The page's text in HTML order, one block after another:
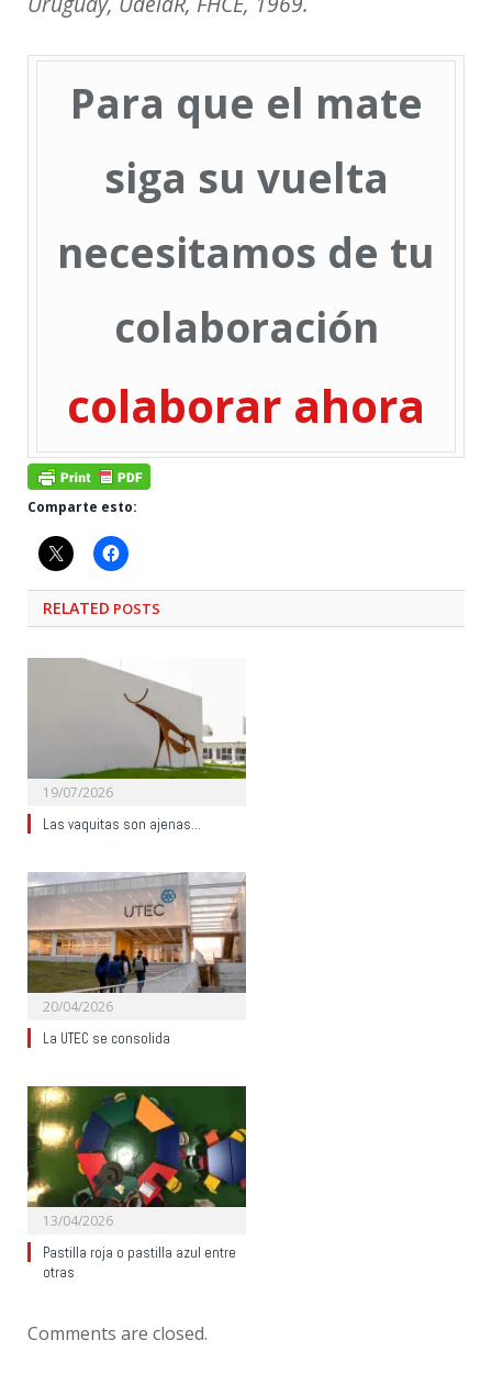
Para que el mate
siga su vuelta
necesitamos de tu
colaboración
colaborar ahora
Comparte esto:
RELATED POSTS
19/07/2026
Las vaquitas son ajenas…
20/04/2026
La UTEC se consolida
13/04/2026
Pastilla roja o pastilla azul entre
otras
Comments are closed.